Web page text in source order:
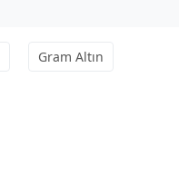
Gram Altın